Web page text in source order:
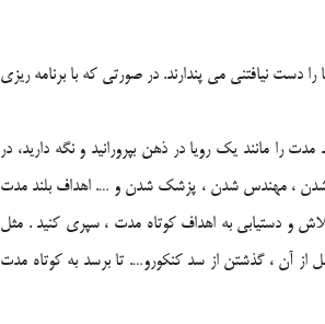
دست نيافتني مي پندارند. در صورتي كه با برنامه ريزي
را مانند يك رويا در ذهن بپرورانيد و نگه داريد، در
شدن ، مهندس شدن ، پزشك شدن و …. اهداف بلند مدت
و دستيابي به اهداف كوتاه مدت ، سپري كنيد . مثل
از آن ، گذشتن از سد كنكورو…. تا برسد به كوتاه مدت